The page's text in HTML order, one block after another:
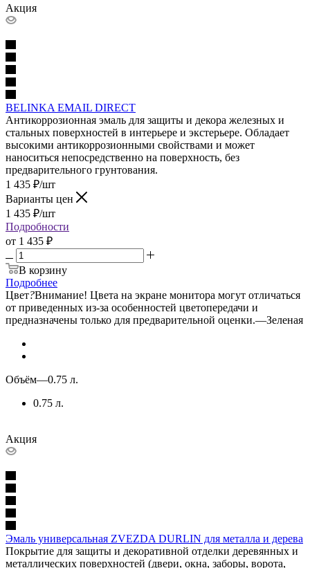
Акция
BELINKA EMAIL DIRECT
Антикоррозионная эмаль для защиты и декора железных и
стальных поверхностей в интерьере и экстерьере. Обладает
высокими антикоррозионными свойствами и может
наноситься непосредственно на поверхность, без
предварительного грунтования.
1 435 ₽/шт
Варианты цен
1 435 ₽/шт
Подробности
от 1 435 ₽
В корзину
Подробнее
Цвет?Внимание! Цвета на экране монитора могут отличаться
от приведенных из-за особенностей цветопередачи и
предназначены только для предварительной оценки.—Зеленая
Объём—0.75 л.
0.75 л.
Акция
Эмаль универсальная ZVEZDA DURLIN для металла и дерева
Покрытие для защиты и декоративной отделки деревянных и
металлических поверхностей (двери, окна, заборы, ворота,